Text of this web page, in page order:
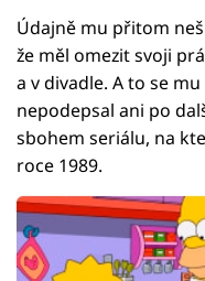
Údajně mu přitom
že měl omezit svoji
a v divadle. A to se
nepodepsal ani po
sbohem seriálu, na
roce 1989.